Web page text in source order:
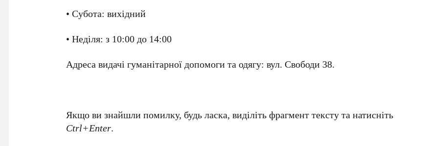
• Субота: вихідний
• Неділя: з 10:00 до 14:00
Адреса видачі гуманітарної допомоги та одягу: вул. Свободи 38.
Якщо ви знайшли помилку, будь ласка, виділіть фрагмент тексту та натисніть
Ctrl+Enter.